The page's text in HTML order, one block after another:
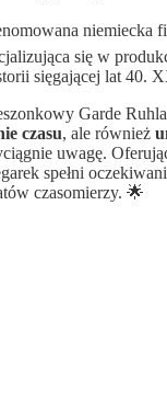
niemiecka
się w
sięgającej lat 40.
Garde
czasu, ale również
uwagę.
spełni
czasomierzy. 🌟